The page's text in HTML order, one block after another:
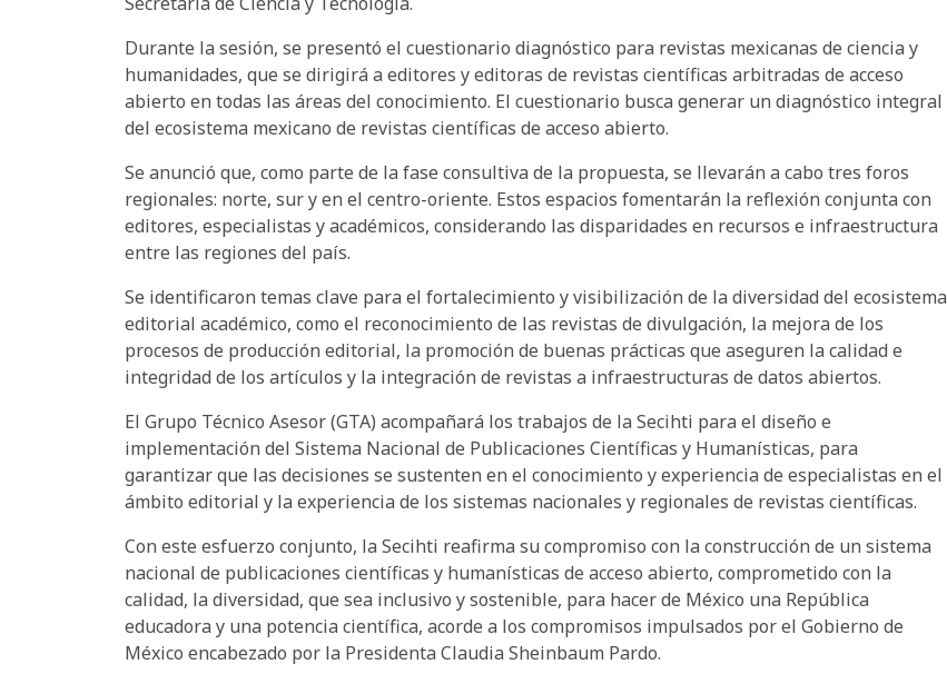
Durante la sesión, se presentó el cuestionario diagnóstico para revistas mexicanas de ciencia y
humanidades, que se dirigirá a editores y editoras de revistas científicas arbitradas de acceso
abierto en todas las áreas del conocimiento. El cuestionario busca generar un diagnóstico integral
del ecosistema mexicano de revistas científicas de acceso abierto.
Se anunció que, como parte de la fase consultiva de la propuesta, se llevarán a cabo tres foros
regionales: norte, sur y en el centro-oriente. Estos espacios fomentarán la reflexión conjunta con
editores, especialistas y académicos, considerando las disparidades en recursos e infraestructura
entre las regiones del país.
Se identificaron temas clave para el fortalecimiento y visibilización de la diversidad del ecosistema
editorial académico, como el reconocimiento de las revistas de divulgación, la mejora de los
procesos de producción editorial, la promoción de buenas prácticas que aseguren la calidad e
integridad de los artículos y la integración de revistas a infraestructuras de datos abiertos.
El Grupo Técnico Asesor (GTA) acompañará los trabajos de la Secihti para el diseño e
implementación del Sistema Nacional de Publicaciones Científicas y Humanísticas, para
garantizar que las decisiones se sustenten en el conocimiento y experiencia de especialistas en el
ámbito editorial y la experiencia de los sistemas nacionales y regionales de revistas científicas.
Con este esfuerzo conjunto, la Secihti reafirma su compromiso con la construcción de un sistema
nacional de publicaciones científicas y humanísticas de acceso abierto, comprometido con la
calidad, la diversidad, que sea inclusivo y sostenible, para hacer de México una República
educadora y una potencia científica, acorde a los compromisos impulsados por el Gobierno de
México encabezado por la Presidenta Claudia Sheinbaum Pardo.